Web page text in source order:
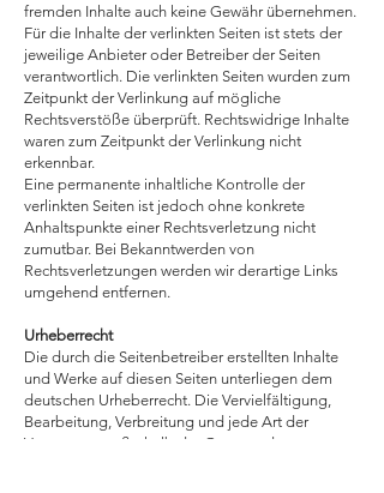
fremden Inhalte auch keine Gewähr übernehmen.
Für die Inhalte der verlinkten Seiten ist stets der
jeweilige Anbieter oder Betreiber der Seiten
verantwortlich. Die verlinkten Seiten wurden zum
Zeitpunkt der Verlinkung auf mögliche
Rechtsverstöße überprüft. Rechtswidrige Inhalte
waren zum Zeitpunkt der Verlinkung nicht
erkennbar.
Eine permanente inhaltliche Kontrolle der
verlinkten Seiten ist jedoch ohne konkrete
Anhaltspunkte einer Rechtsverletzung nicht
zumutbar. Bei Bekanntwerden von
Rechtsverletzungen werden wir derartige Links
umgehend entfernen.
Urheberrecht
Die durch die Seitenbetreiber erstellten Inhalte
und Werke auf diesen Seiten unterliegen dem
deutschen Urheberrecht. Die Vervielfältigung,
Bearbeitung, Verbreitung und jede Art der
Verwertung außerhalb der Grenzen des